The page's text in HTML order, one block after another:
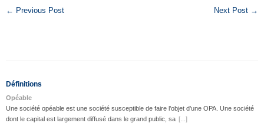
← Previous Post Next Post →
Définitions
Opéable
Une société opéable est une société susceptible de faire l’objet d’une OPA. Une société
dont le capital est largement diffusé dans le grand public, sa [...]